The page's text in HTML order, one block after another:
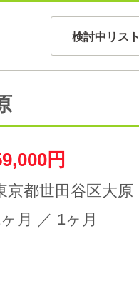
検討中リスト
円
京都世田谷区大原
月 ／ 1ヶ月